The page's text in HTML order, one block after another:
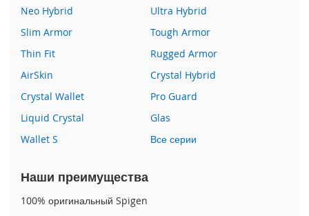
P
h
n
1
6
r
a
Neo Hybrid
Ultra Hybrid
Slim Armor
Tough Armor
Thin Fit
Rugged Armor
AirSkin
Crystal Hybrid
Crystal Wallet
Pro Guard
Liquid Crystal
Glas
Wallet S
Все серии
Наши преимущества
100% оригинальный Spigen